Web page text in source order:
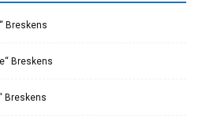
Breskens
Breskens
Breskens